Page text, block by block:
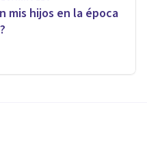
mis hijos en la época